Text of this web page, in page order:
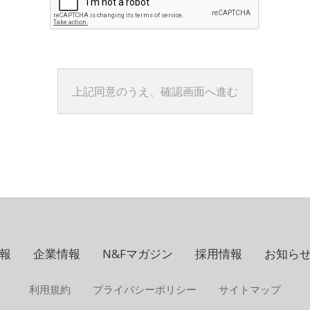
企業情報 N&Fマガジン 採用情報 お知ら
利用規約 プライバシーポリシー サイトマップ